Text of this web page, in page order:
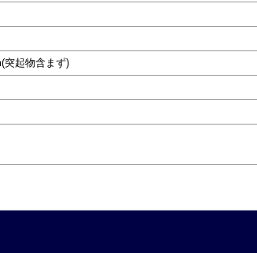
突起物含まず)